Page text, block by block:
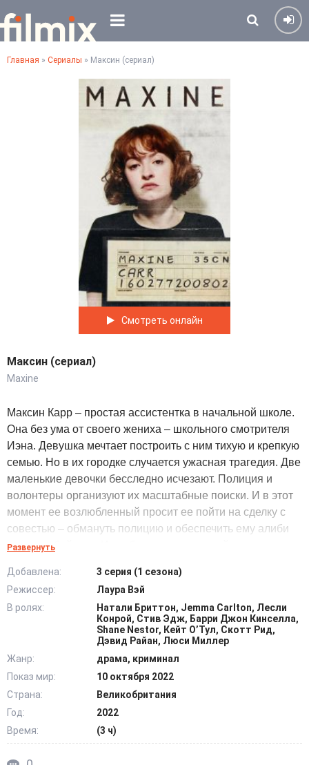
Главная » Сериалы » Максин (сериал)
Смотреть онлайн
Максин (сериал)
Maxine
Максин Карр – простая ассистентка в начальной школе.
Она без ума от своего жениха – школьного смотрителя
Иэна. Девушка мечтает построить с ним тихую и крепкую
семью. Но в их городке случается ужасная трагедия. Две
маленькие девочки бесследно исчезают. Полиция и
волонтеры организуют их масштабные поиски. И в этот
момент ее возлюбленный просит ее пойти на сделку с
совестью – обмануть полицию и обеспечить ему алиби
на ночь убийства. Иэн убеждает ее в своей
того, как следствие продвигается в расследование,
наружу выходят шокирующие и грязные тайны из
прошлого мужчины. Максин понимает, что ее вера ему и
ложь полиции сделали ее главной сообщницей
настоящего монстра. И это открытие приводит к тому,
что против обычной девушки ополчилась вся страна. В
один миг она стала самым ненавидимым человеком
Великобритании. Ей придется не только стерпеть все
это, но и столкнуться с разрушительной правдой,
давлением прессы и судом. @Filmix.fan
Развернуть
Добавлена:
3 серия (1 сезона)
Режиссер:
Лаура Вэй
В ролях:
Натали Бриттон, Jemma Carlton, Лесли
Конрой, Стив Эдж, Барри Джон Кинселла,
Shane Nestor, Кейт О’Тул, Скотт Рид,
Дэвид Райан, Люси Миллер
Жанр:
драма, криминал
Показ мир:
10 октября 2022
Страна:
Великобритания
Год:
2022
Время:
(3 ч)